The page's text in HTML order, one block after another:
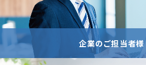
企業のご担当者様